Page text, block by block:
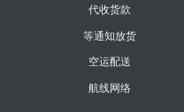
代收货款
等通知放货
空运配送
航线网络